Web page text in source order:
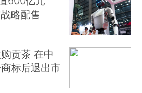
略配售
贡茶 在中
标后退出市